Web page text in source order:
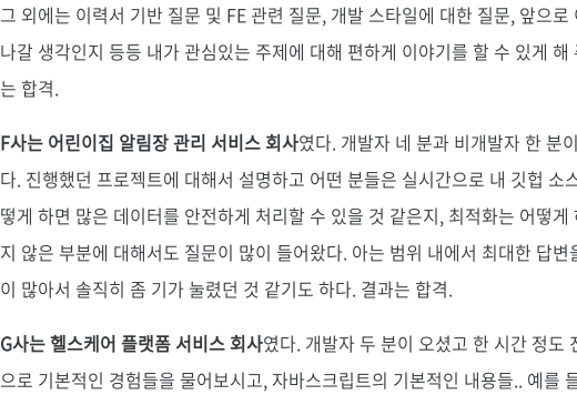
그 외에는 이력서 기반 질문 및 FE 관련 질문, 개발 스타일에 대한 질문, 앞으
나갈 생각인지 등등 내가 관심있는 주제에 대해 편하게 이야기를 할 수 있게
는 합격.
F사는 어린이집 알림장 관리 서비스 회사였다. 개발자 네 분과 비개발자 한 분
다. 진행했던 프로젝트에 대해서 설명하고 어떤 분들은 실시간으로 내 깃헙 소
떻게 하면 많은 데이터를 안전하게 처리할 수 있을 것 같은지, 최적화는 어떻
지 않은 부분에 대해서도 질문이 많이 들어왔다. 아는 범위 내에서 최대한 답
이 많아서 솔직히 좀 기가 눌렸던 것 같기도 하다. 결과는 합격.
G사는 헬스케어 플랫폼 서비스 회사였다. 개발자 두 분이 오셨고 한 시간 정도
으로 기본적인 경험들을 물어보시고, 자바스크립트의 기본적인 내용들.. 예를